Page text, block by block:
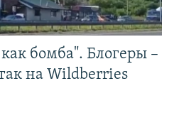
бомба". Блогеры –
на Wildberries